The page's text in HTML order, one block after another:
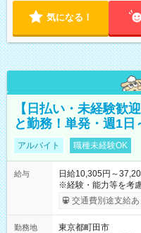
気になる！
【日払い・未経験歓
と勤務！単発・週1
アルバイト 職種未経験OK
給与
日給10,305円～
※経験・能力等を考慮の
間】試用期間なし
交通費別途支給あ
勤務地
東京都町田市